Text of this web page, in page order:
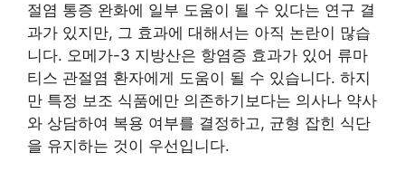
절염 통증 완화에 일부 도움이 될 수 있다는 연구 결
과가 있지만, 그 효과에 대해서는 아직 논란이 많습
니다. 오메가-3 지방산은 항염증 효과가 있어 류마
티스 관절염 환자에게 도움이 될 수 있습니다. 하지
만 특정 보조 식품에만 의존하기보다는 의사나 약사
와 상담하여 복용 여부를 결정하고, 균형 잡힌 식단
을 유지하는 것이 우선입니다.